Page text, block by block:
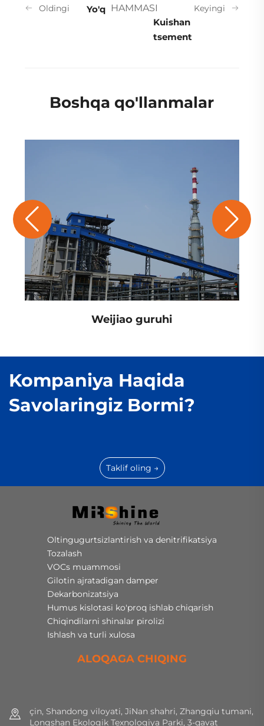
Oldingi Yo'q HAMMASI Keyingi
Kuishan
tsement
Boshqa qo'llanmalar
Weijiao guruhi
Kompaniya Haqida
Savolaringiz Bormi?
Taklif oling →
Oltingugurtsizlantirish va denitrifikatsiya
Tozalash
VOCs muammosi
Gilotin ajratadigan damper
Dekarbonizatsiya
Humus kislotasi ko'proq ishlab chiqarish
Chiqindilarni shinalar pirolizi
Ishlash va turli xulosa
ALOQAGA CHIQING
çin, Shandong viloyati, JiNan shahri, Zhangqiu tumani,
Longshan Ekologik Texnologiya Parki, 3-qavat